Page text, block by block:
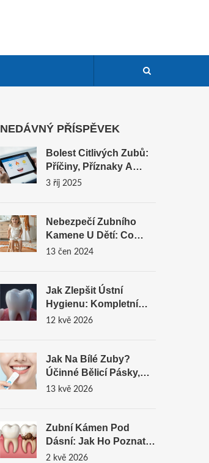
NEDÁVNÝ PŘÍSPĚVEK
Bolest Citlivých Zubů:
Příčiny, Příznaky A
Účinná Řešení
3 říj 2025
Nebezpečí Zubního
Kamene U Dětí: Co
Byste Měli Vědět
13 čen 2024
Jak Zlepšit Ústní
Hygienu: Kompletní
Návod Pro Zdravé
12 kvě 2026
Jak Na Bílé Zuby?
Účinné Bělicí Pásky,
Domácí Tipy A
13 kvě 2026
Zubní Kámen Pod
Dásní: Jak Ho Poznat,
Proč Je Nebezpečný A
2 kvě 2026